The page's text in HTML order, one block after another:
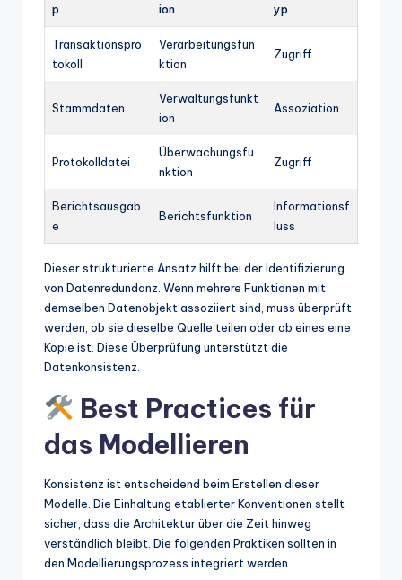
p
ion
yp
Transaktionspro
tokoll
Verarbeitungsfun
ktion
Zugriff
Stammdaten
Verwaltungsfunkt
ion
Assoziation
Protokolldatei
Überwachungsfu
nktion
Zugriff
Berichtsausgab
e
Berichtsfunktion
Informationsf
luss
Dieser strukturierte Ansatz hilft bei der Identifizierung
von Datenredundanz. Wenn mehrere Funktionen mit
demselben Datenobjekt assoziiert sind, muss überprüft
werden, ob sie dieselbe Quelle teilen oder ob eines eine
Kopie ist. Diese Überprüfung unterstützt die
Datenkonsistenz.
Best Practices für
das Modellieren
Konsistenz ist entscheidend beim Erstellen dieser
Modelle. Die Einhaltung etablierter Konventionen stellt
sicher, dass die Architektur über die Zeit hinweg
verständlich bleibt. Die folgenden Praktiken sollten in
den Modellierungsprozess integriert werden.